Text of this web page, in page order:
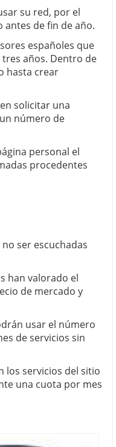
de 2025
su red, por el
de fin de año.
españoles que
años. Dentro de
hasta crear
solicitar una
número de
personal el
procedentes
ser escuchadas
han valorado el
de mercado y
usar el número
de servicios sin
los servicios del sitio
una cuota por mes